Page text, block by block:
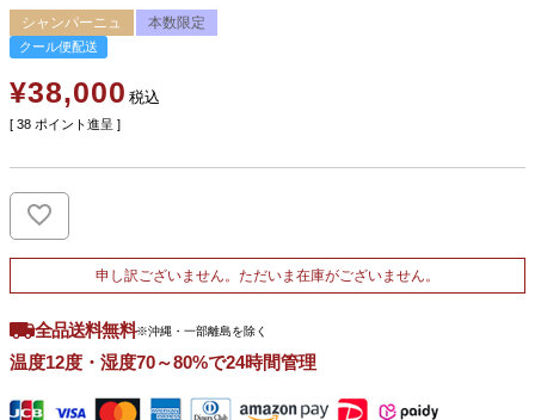
シャンパーニュ 本数限定
クール便配送
¥38,000 税込
[ 38 ポイント進呈 ]
申し訳ございません。ただいま在庫がございません。
全品送料無料※沖縄・一部離島を除く
温度12度・湿度70～80%で24時間管理